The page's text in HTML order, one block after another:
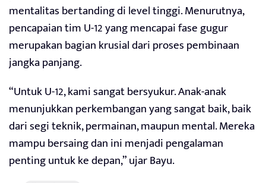
mentalitas bertanding di level tinggi. Menurutnya,
pencapaian tim U-12 yang mencapai fase gugur
merupakan bagian krusial dari proses pembinaan
jangka panjang.
“Untuk U-12, kami sangat bersyukur. Anak-anak
menunjukkan perkembangan yang sangat baik, baik
dari segi teknik, permainan, maupun mental. Mereka
mampu bersaing dan ini menjadi pengalaman
penting untuk ke depan,” ujar Bayu.